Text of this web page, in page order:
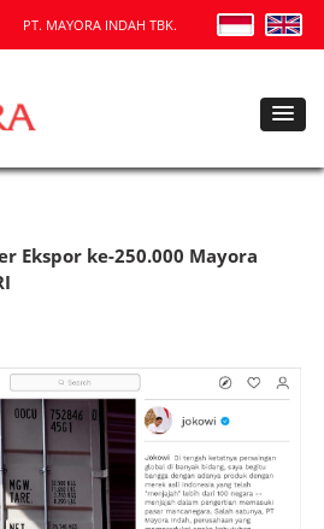
PT. MAYORA INDAH TBK.
Ekspor ke-250.000 Mayora